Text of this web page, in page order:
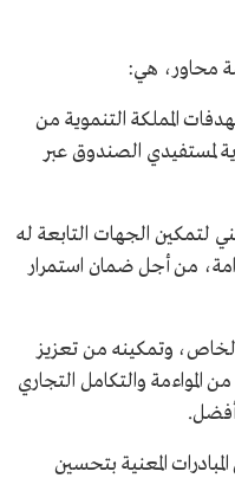
محاور، هي:
المملكة التنموية من
لمستفيدي الصندوق عبر
لتمكين الجهات التابعة له
من أجل ضمان استمرار
وتمكينه من تعزيز
المواءمة والتكامل التجاري
المعنية بتحسين